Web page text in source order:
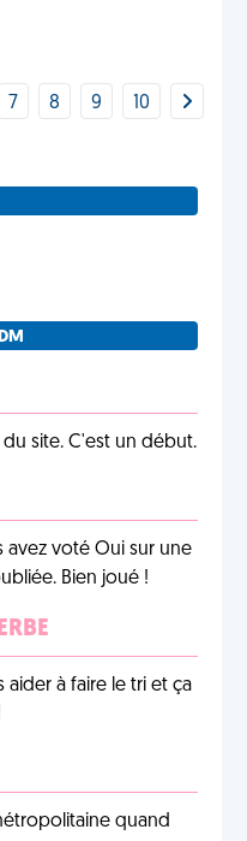
7 8 9 10
site. C'est un début.
avez voté Oui sur une
Bien joué !
à faire le tri et ça
quand